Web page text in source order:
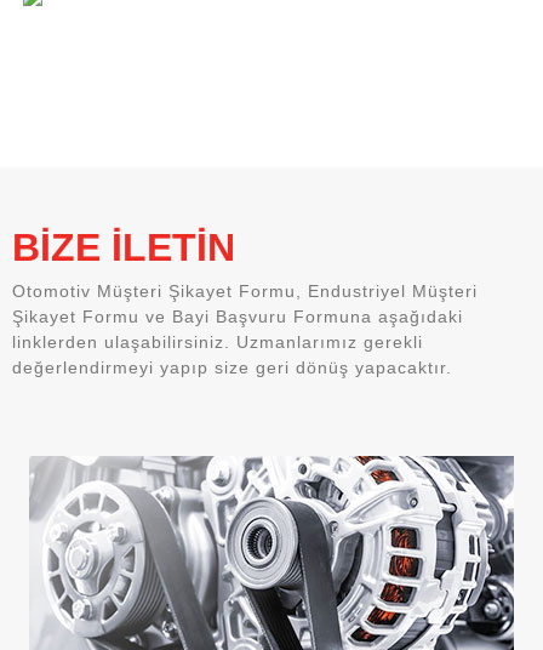
BİZE İLETİN
Otomotiv Müşteri Şikayet Formu, Endustriyel Müşteri
Şikayet Formu ve Bayi Başvuru Formuna aşağıdaki
linklerden ulaşabilirsiniz. Uzmanlarımız gerekli
değerlendirmeyi yapıp size geri dönüş yapacaktır.